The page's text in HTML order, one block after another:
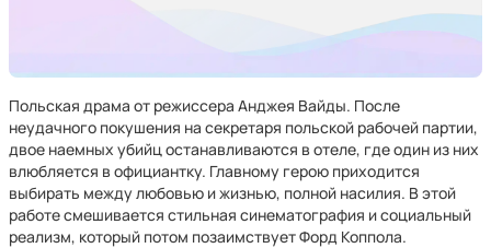
Польская драма от режиссера Анджея Вайды. После
неудачного покушения на секретаря польской рабочей партии,
двое наемных убийц останавливаются в отеле, где один из них
влюбляется в официантку. Главному герою приходится
выбирать между любовью и жизнью, полной насилия. В этой
работе смешивается стильная синематография и социальный
реализм, который потом позаимствует Форд Коппола.